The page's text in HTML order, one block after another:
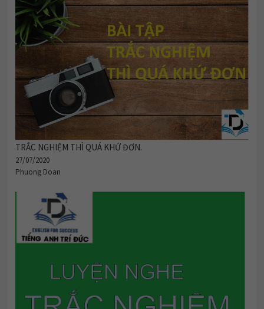
TRẮC NGHIỆM THÌ QUÁ KHỨ ĐƠN.
27/07/2020
Phuong Doan